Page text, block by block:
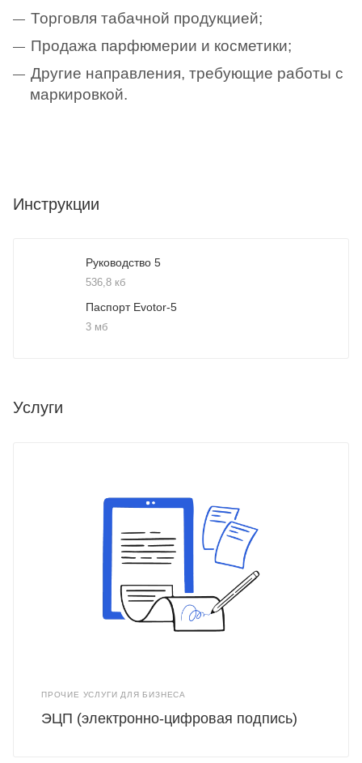
Торговля табачной продукцией;
Продажа парфюмерии и косметики;
Другие направления, требующие работы с
маркировкой.
Инструкции
Руководство 5
536,8 кб
Паспорт Evotor-5
3 мб
Услуги
ПРОЧИЕ УСЛУГИ ДЛЯ БИЗНЕСА
ЭЦП (электронно-цифровая подпись)